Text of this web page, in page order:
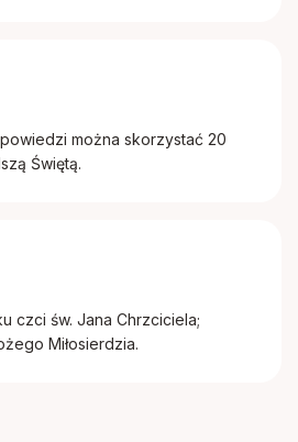
można skorzystać 20
Świętą.
czci św. Jana Chrzciciela;
Miłosierdzia.